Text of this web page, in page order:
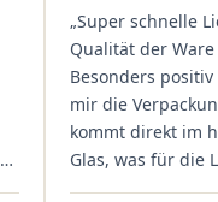
„Super schnelle
Qualität der
Besonders
mir die
kommt direkt im
Glas, was für die
ist. Ich bestelle